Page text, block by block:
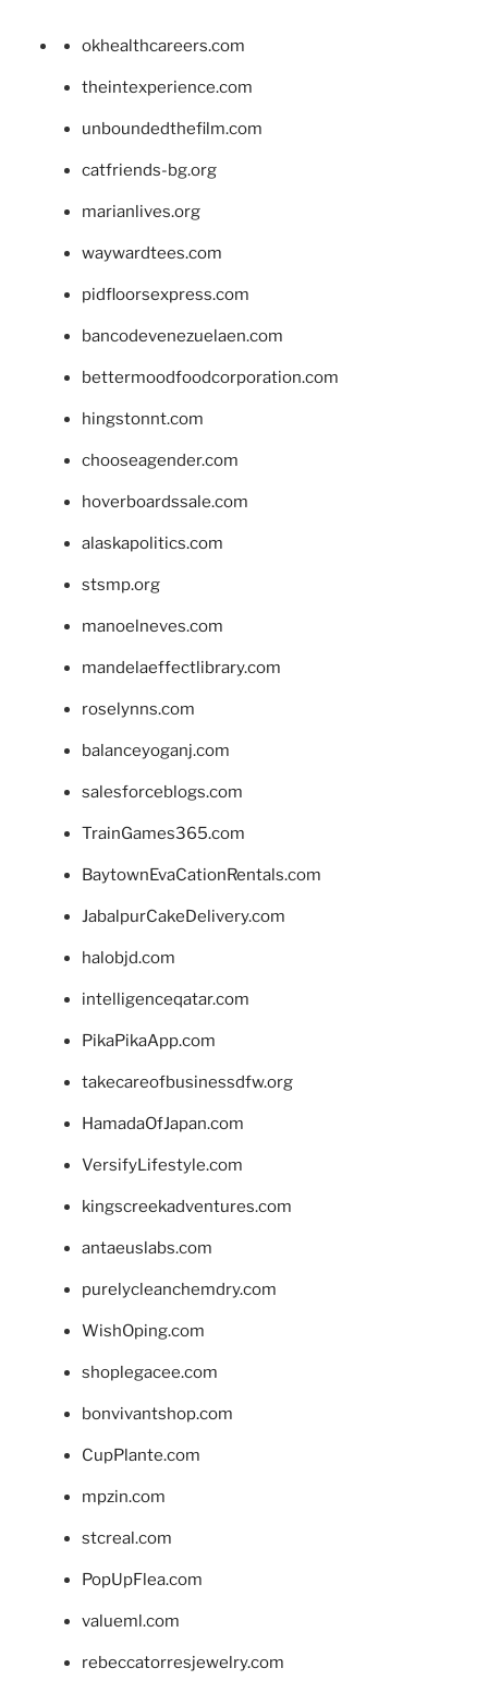
okhealthcareers.com
theintexperience.com
unboundedthefilm.com
catfriends-bg.org
marianlives.org
waywardtees.com
pidfloorsexpress.com
bancodevenezuelaen.com
bettermoodfoodcorporation.com
hingstonnt.com
chooseagender.com
hoverboardssale.com
alaskapolitics.com
stsmp.org
manoelneves.com
mandelaeffectlibrary.com
roselynns.com
balanceyoganj.com
salesforceblogs.com
TrainGames365.com
BaytownEvaCationRentals.com
JabalpurCakeDelivery.com
halobjd.com
intelligenceqatar.com
PikaPikaApp.com
takecareofbusinessdfw.org
HamadaOfJapan.com
VersifyLifestyle.com
kingscreekadventures.com
antaeuslabs.com
purelycleanchemdry.com
WishOping.com
shoplegacee.com
bonvivantshop.com
CupPlante.com
mpzin.com
stcreal.com
PopUpFlea.com
valueml.com
rebeccatorresjewelry.com